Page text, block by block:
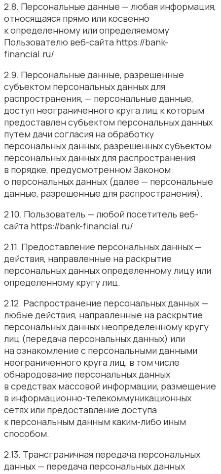
2.8. Персональные данные — любая информация,
относящаяся прямо или косвенно
к определенному или определяемому
Пользователю веб-сайта https://bank-
financial.ru/
2.9. Персональные данные, разрешенные
субъектом персональных данных для
распространения, — персональные данные,
доступ неограниченного круга лиц к которым
предоставлен субъектом персональных данных
путем дачи согласия на обработку
персональных данных, разрешенных субъектом
персональных данных для распространения
в порядке, предусмотренном Законом
о персональных данных (далее — персональные
данные, разрешенные для распространения).
2.10. Пользователь — любой посетитель веб-
сайта https://bank-financial.ru/
2.11. Предоставление персональных данных —
действия, направленные на раскрытие
персональных данных определенному лицу или
определенному кругу лиц.
2.12. Распространение персональных данных —
любые действия, направленные на раскрытие
персональных данных неопределенному кругу
лиц (передача персональных данных) или
на ознакомление с персональными данными
неограниченного круга лиц, в том числе
обнародование персональных данных
в средствах массовой информации, размещение
в информационно-телекоммуникационных
сетях или предоставление доступа
к персональным данным каким-либо иным
способом.
2.13. Трансграничная передача персональных
данных — передача персональных данных